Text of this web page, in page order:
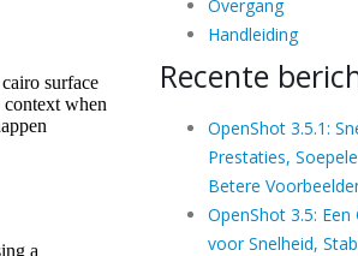
Overgang
Handleiding
Recente
OpenShot 3.5.1:
Prestaties,
Betere
OpenShot 3.5:
voor Snelheid,